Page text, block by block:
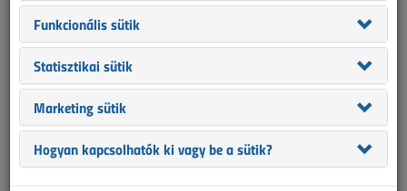
A tavasz érkeztével ismét rangos szakmai rendezvények sora
kerül lebonyolításra, összefoglaló cikkünkben ezeket gyűjtöttük
csokorba.
Félidőben az InfoShow
Funkcionális sütik
Statisztikai sütik
Marketing sütik
Hogyan kapcsolhatók ki vagy be a sütik?